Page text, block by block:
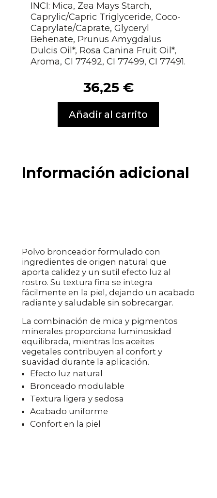
INCI: Mica, Zea Mays Starch,
Caprylic/Capric Triglyceride, Coco-
Caprylate/Caprate, Glyceryl
Behenate, Prunus Amygdalus
Dulcis Oil*, Rosa Canina Fruit Oil*,
Aroma, CI 77492, CI 77499, CI 77491.
36,25 €
Añadir al carrito
Información adicional
Polvo bronceador formulado con
ingredientes de origen natural que
aporta calidez y un sutil efecto luz al
rostro. Su textura fina se integra
fácilmente en la piel, dejando un acabado
radiante y saludable sin sobrecargar.
La combinación de mica y pigmentos
minerales proporciona luminosidad
equilibrada, mientras los aceites
vegetales contribuyen al confort y
suavidad durante la aplicación.
Efecto luz natural
Bronceado modulable
Textura ligera y sedosa
Acabado uniforme
Confort en la piel